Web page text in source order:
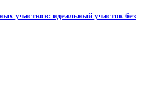
участков: идеальный участок без